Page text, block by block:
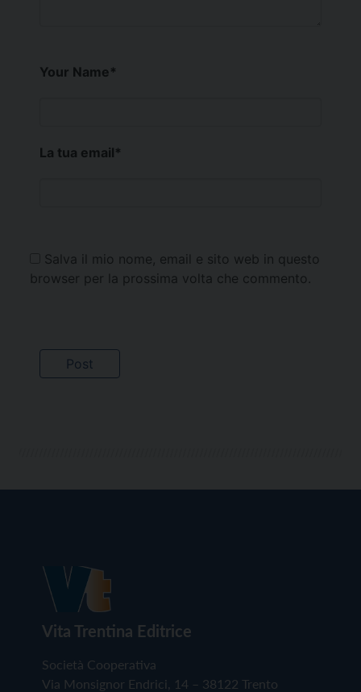
Your Name*
La tua email*
Salva il mio nome, email e sito web in questo
browser per la prossima volta che commento.
Vita Trentina Editrice
Società Cooperativa
Via Monsignor Endrici, 14 – 38122 Trento